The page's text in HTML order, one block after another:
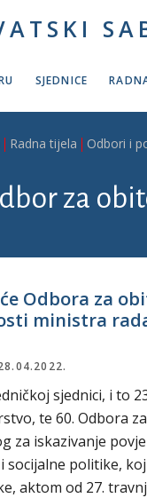
SJEDNICE
Radna tijela Odbori i
za
Odbora za
ministra
sjednici, i to
te 60. Odbora
za iskazivanje
socijalne politike,
aktom od 27.